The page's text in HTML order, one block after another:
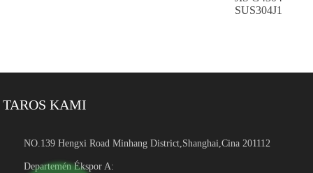
SUS304J1
TAROS KAMI
NO.139 Hengxi Road Minhang District,Shanghai,Cina 201112
Departemén Ékspor A: